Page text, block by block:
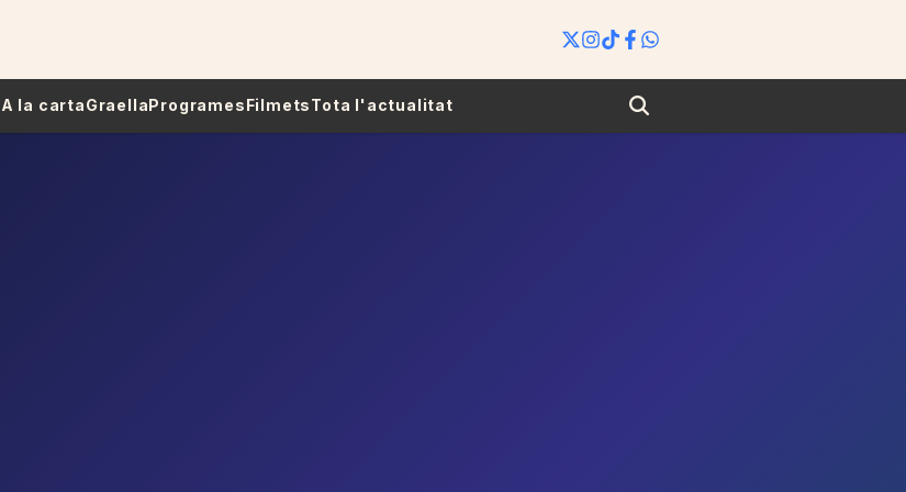
A la cartaGraellaProgramesFilmetsTota l'actualitat Search